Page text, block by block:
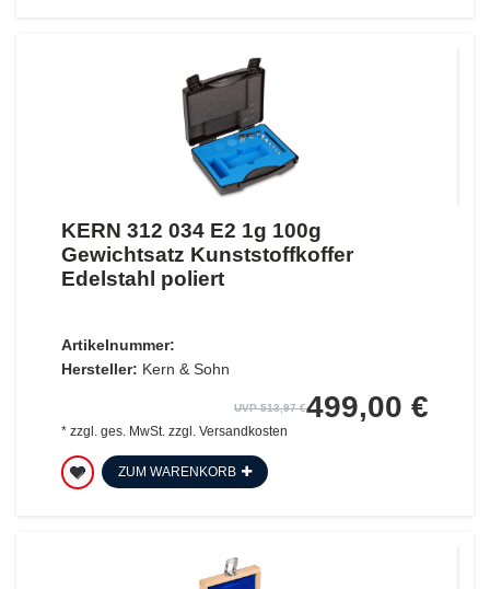
KERN 312 034 E2 1g 100g
Gewichtsatz Kunststoffkoffer
Edelstahl poliert
Artikelnummer:
Hersteller: Kern & Sohn
UVP 513,97 €499,00 €
* zzgl. ges. MwSt. zzgl. Versandkosten
ZUM WARENKORB